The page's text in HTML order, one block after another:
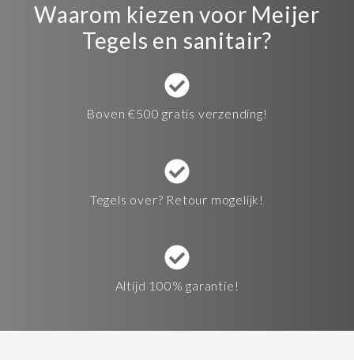
Waarom kiezen voor Meijer
Tegels en sanitair?
Boven €500 gratis verzending!
Tegels over? Retour mogelijk!
Altijd 100% garantie!